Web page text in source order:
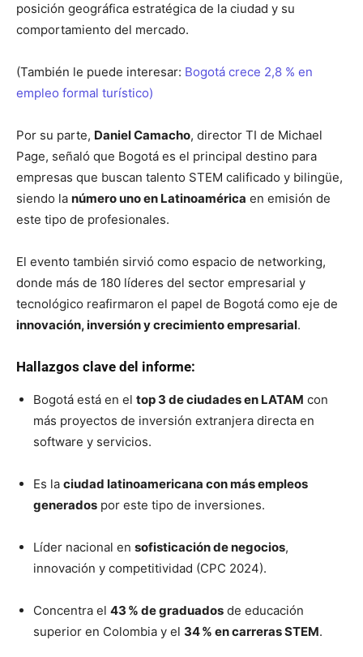
posición geográfica estratégica de la ciudad y su
comportamiento del mercado.
(También le puede interesar: Bogotá crece 2,8 % en
empleo formal turístico)
Por su parte, Daniel Camacho, director TI de Michael
Page, señaló que Bogotá es el principal destino para
empresas que buscan talento STEM calificado y bilingüe,
siendo la número uno en Latinoamérica en emisión de
este tipo de profesionales.
El evento también sirvió como espacio de networking,
donde más de 180 líderes del sector empresarial y
tecnológico reafirmaron el papel de Bogotá como eje de
innovación, inversión y crecimiento empresarial.
Hallazgos clave del informe:
Bogotá está en el top 3 de ciudades en LATAM con
más proyectos de inversión extranjera directa en
software y servicios.
Es la ciudad latinoamericana con más empleos
generados por este tipo de inversiones.
Líder nacional en sofisticación de negocios,
innovación y competitividad (CPC 2024).
Concentra el 43 % de graduados de educación
superior en Colombia y el 34 % en carreras STEM.